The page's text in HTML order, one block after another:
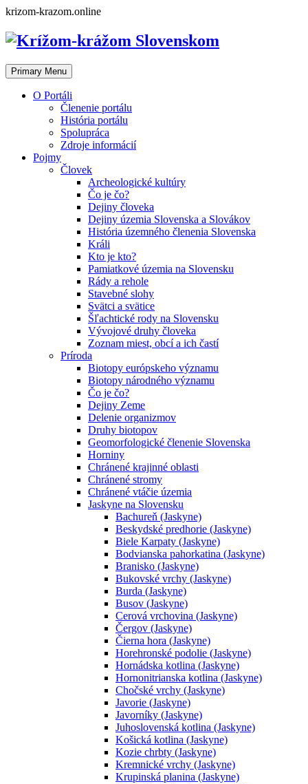
Skip
content
krizom-krazom.online
Primary Menu
O Portáli
Členenie portálu
História portálu
Spolupráca
Zdroje informácií
Pojmy
Človek
Archeologické kultúry
Čo je čo?
Dejiny človeka
Dejiny územia Slovenska a Slovákov
História územného členenia Slovenska
Králi
Kto je kto?
Pamiatkové územia na Slovensku
Rády a rehole
Stavebné slohy
Svätci a svätice
Šľachtické rody na Slovensku
Vývojové druhy človeka
Zoznam miest, obcí a ich častí
Príroda
Biotopy európskeho významu
Biotopy národného významu
Čo je čo?
Dejiny Zeme
Delenie organizmov
Druhy biotopov
Geomorfologické členenie Slovenska
Horniny
Chránené krajinné oblasti
Chránené stromy
Chránené vtáčie územia
Jaskyne na Slovensku
Bachureň (Jaskyne)
Beskydské predhorie (Jaskyne)
Biele Karpaty (Jaskyne)
Bodvianska pahorkatina (Jaskyne)
Branisko (Jaskyne)
Bukovské vrchy (Jaskyne)
Burda (Jaskyne)
Busov (Jaskyne)
Cerová vrchovina (Jaskyne)
Čergov (Jaskyne)
Čierna hora (Jaskyne)
Horehronské podolie (Jaskyne)
Hornádska kotlina (Jaskyne)
Hornonitrianska kotlina (Jaskyne)
Chočské vrchy (Jaskyne)
Javorie (Jaskyne)
Javorníky (Jaskyne)
Juhoslovenská kotlina (Jaskyne)
Košická kotlina (Jaskyne)
Kozie chrbty (Jaskyne)
Kremnické vrchy (Jaskyne)
Krupinská planina (Jaskyne)